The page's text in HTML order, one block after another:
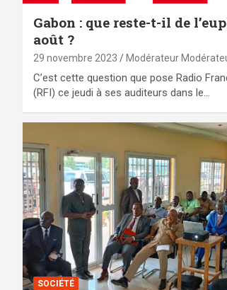
Gabon : que reste-t-il de
août ?
29 novembre 2023 Modérateur
C’est cette question que pose Radio
(RFI) ce jeudi à ses auditeurs dans le…
SOCIÉTÉ